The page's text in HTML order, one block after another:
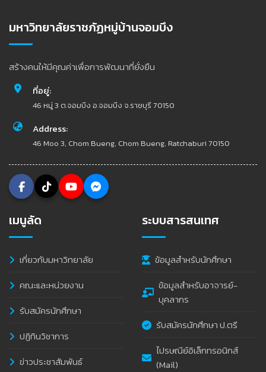
มหาวิทยาลัยราชภัฏหมู่บ้านจอมบึง
สร้างคนให้มีคุณค่าเพื่อการพัฒนาที่ยั่งยืน
ที่อยู่:
46 หมู่ 3 ต.จอมบึง อ.จอมบึง จ.ราชบุรี 70150
Address:
46 Moo 3, Chom Bueng, Chom Bueng, Ratchaburi 70150
เมนูลัด
เกี่ยวกับมหาวิทยาลัย
คณะและหน่วยงาน
รับสมัครนักศึกษา
ปฏิทินวิชาการ
ข่าวประชาสัมพันธ์
ระบบสารสนเทศ
ข้อมูลสำหรับนักศึกษา
ข้อมูลสำหรับอาจารย์-
บุคลากร
รับสมัครนักศึกษา ป.ตรี
ไปรษณีย์อิเล็กทรอนิกส์
(Mail)